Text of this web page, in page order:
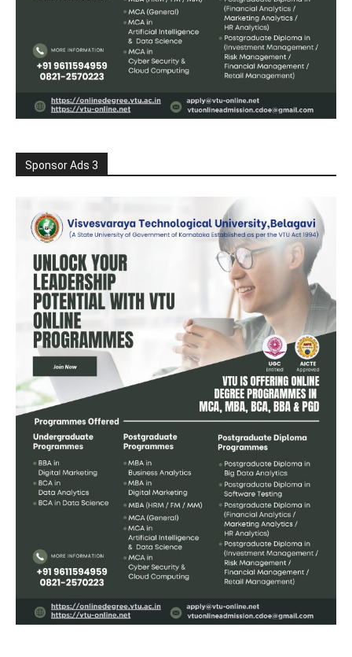
Sponsor Ads 3